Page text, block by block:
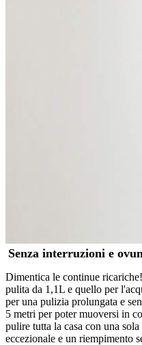
Senza interruzioni e
Dimentica le continue
pulita da 1,1L e quello per
per una pulizia prolungata e
5 metri per poter muoversi in
pulire tutta la casa con una
eccezionale e un riempimento